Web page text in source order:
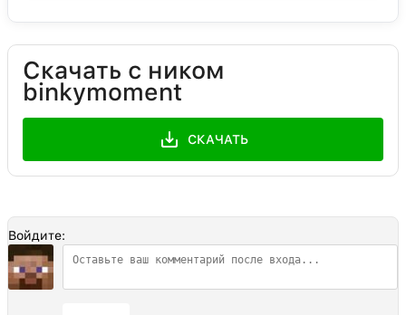
Скачать с ником
binkymoment
СКАЧАТЬ
Войдите: